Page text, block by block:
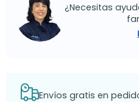
¿Necesitas
Envíos gratis en